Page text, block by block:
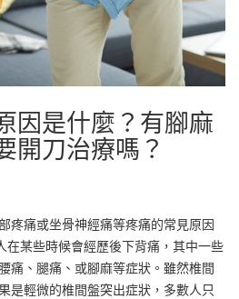
因是什麼？有腳麻
開刀治療嗎？
疼痛或坐骨神經痛等疼痛的常見原因
在某些時候會經歷後下背痛，其中一些
痛、腿痛、或腳麻等症狀。雖然椎間
是輕微的椎間盤突出症狀，多數人只